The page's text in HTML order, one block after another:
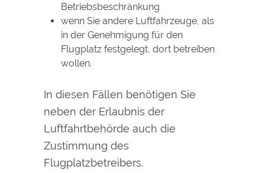
Betriebsbeschränkung
wenn Sie andere Luftfahrzeuge, als
in der Genehmigung für den
Flugplatz festgelegt, dort betreiben
wollen.
In diesen Fällen benötigen Sie
neben der Erlaubnis der
Luftfahrtbehörde auch die
Zustimmung des
Flugplatzbetreibers.